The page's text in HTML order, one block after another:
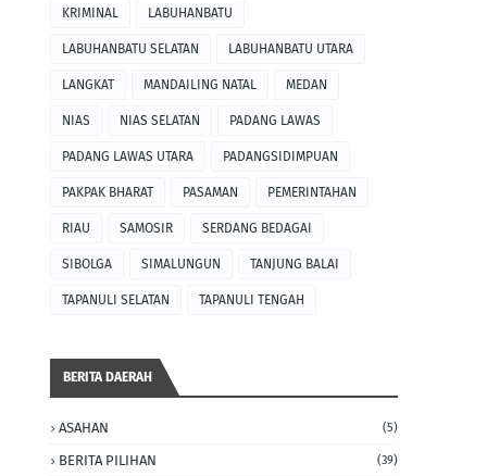
KRIMINAL LABUHANBATU
LABUHANBATU SELATAN LABUHANBATU UTARA
LANGKAT MANDAILING NATAL MEDAN
NIAS NIAS SELATAN PADANG LAWAS
PADANG LAWAS UTARA PADANGSIDIMPUAN
PAKPAK BHARAT PASAMAN PEMERINTAHAN
RIAU SAMOSIR SERDANG BEDAGAI
SIBOLGA SIMALUNGUN TANJUNG BALAI
TAPANULI SELATAN TAPANULI TENGAH
BERITA DAERAH
ASAHAN (5)
BERITA PILIHAN (39)